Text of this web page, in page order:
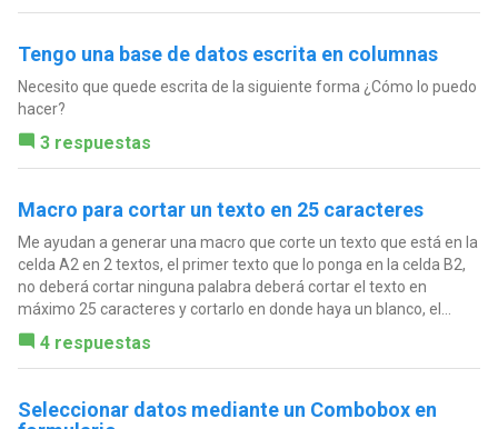
Tengo una base de datos escrita en columnas
Necesito que quede escrita de la siguiente forma ¿Cómo lo puedo
hacer?
3 respuestas
Macro para cortar un texto en 25 caracteres
Me ayudan a generar una macro que corte un texto que está en la
celda A2 en 2 textos, el primer texto que lo ponga en la celda B2,
no deberá cortar ninguna palabra deberá cortar el texto en
máximo 25 caracteres y cortarlo en donde haya un blanco, el...
4 respuestas
Seleccionar datos mediante un Combobox en